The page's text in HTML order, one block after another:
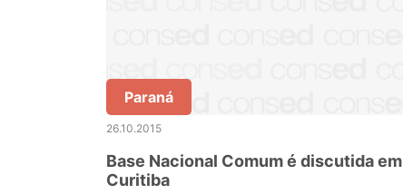
Paraná
26.10.2015
Base Nacional Comum é discutida em
Curitiba